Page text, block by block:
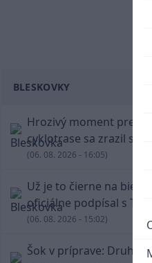
BLESKOVKY
Hrozivý moment pre
cyklotrase sa zrazil s
(06. 08. 2026 - 16:05)
Už je to čierne na
oficiálne podpísal s
(06. 08. 2026 - 15:02)
Šok v príprave: